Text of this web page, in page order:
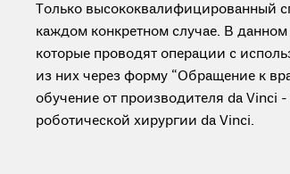
Только высококвалифицированный
каждом конкретном случае. В
которые проводят операции с
из них через форму “Обращение к
обучение от производителя da
роботической хирургии da Vinci.